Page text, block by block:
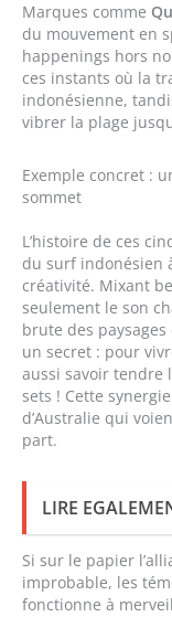
Marques comme
du mouvement en
happenings hors
ces instants où la
indonésienne,
vibrer la plage
Exemple concret :
sommet
L’histoire de ces
du surf indonésien
créativité. Mixant
seulement le son
brute des paysages
un secret : pour
aussi savoir tendre
sets ! Cette
d’Australie qui
part.
LIRE
Si sur le papier
improbable, les
fonctionne à